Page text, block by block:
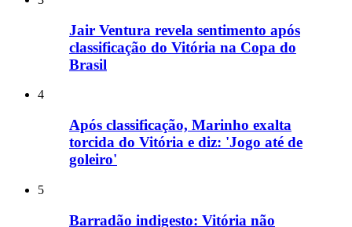
Jair Ventura revela sentimento após
classificação do Vitória na Copa do
Brasil
4
Após classificação, Marinho exalta
torcida do Vitória e diz: 'Jogo até de
goleiro'
5
Barradão indigesto: Vitória não